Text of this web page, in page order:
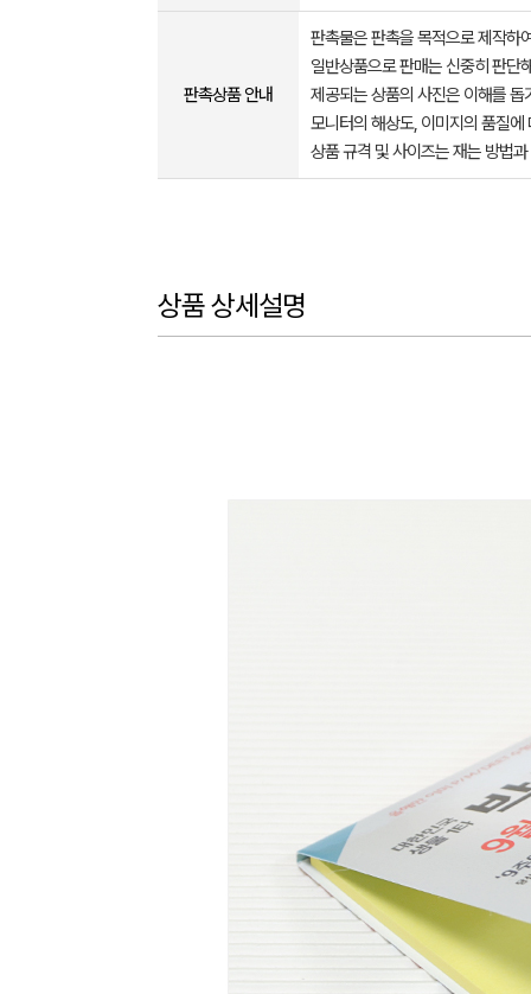
판촉상품 안내
판촉물은 판촉을 목적으로 제작하
일반상품으로 판매는 신중히 판단
제공되는 상품의 사진은 이해를
모니터의 해상도, 이미지의 품질
상품 규격 및 사이즈는 재는 방법
상품 상세설명